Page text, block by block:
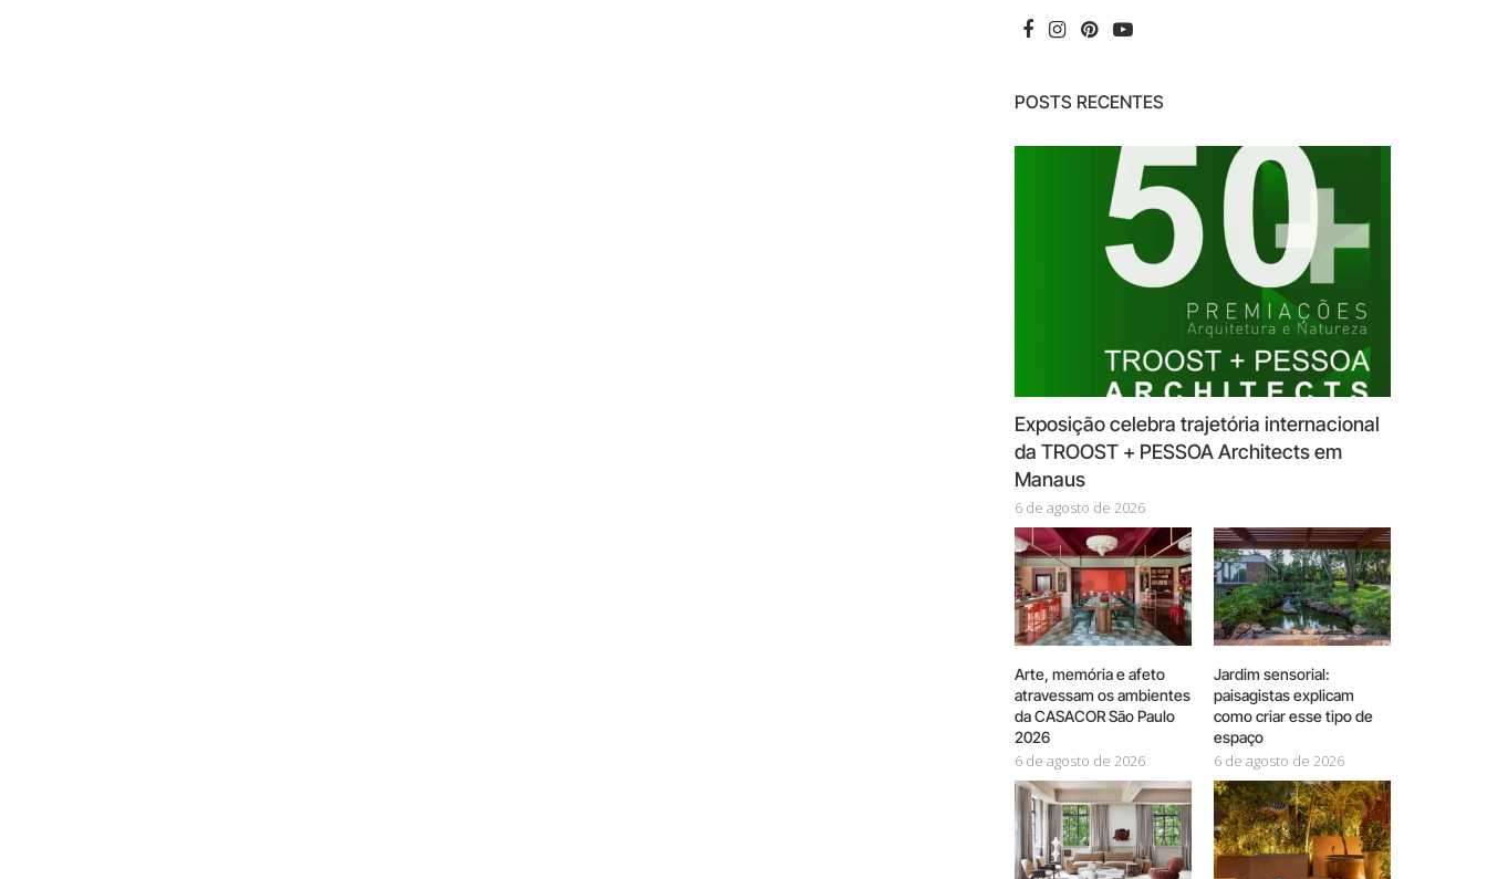
POSTS RECENTES
Exposição celebra trajetória internacional
da TROOST + PESSOA Architects em
Manaus
6 de agosto de 2026
Arte, memória e afeto
atravessam os ambientes
da CASACOR São Paulo
2026
6 de agosto de 2026
Jardim sensorial:
paisagistas explicam
como criar esse tipo de
espaço
6 de agosto de 2026